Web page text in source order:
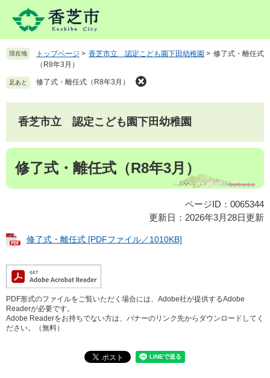
先を 現在地 トップページ > 香芝市立 認定こども園下田幼稚園 > 修了式・離任式
（R8年3月）
足あと 修了式・離任式（R8年3月）
香芝市立 認定こども園下田幼稚園
本
修了式・離任式（R8年3月）
ページID：0065344
更新日：2026年3月28日更新
修了式・離任式 [PDFファイル／1010KB]
PDF形式のファイルをご覧いただく場合には、Adobe社が提供するAdobe
Readerが必要です。
Adobe Readerをお持ちでない方は、バナーのリンク先からダウンロードしてく
ださい。（無料）